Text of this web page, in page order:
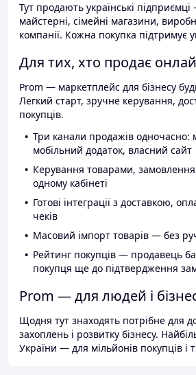
Тут продають українські
майстерні, сімейні магазини,
компанії. Кожна покупка підтримує
Для тих, хто продає
Prom — маркетплейс для бізнесу
Легкий старт, зручне керування,
покупців.
Три канали продажів одночасно:
мобільний додаток, власний сайт
Керування товарами,
одному кабінеті
Готові інтеграції з доставкою,
чеків
Масовий імпорт товарів — без
Рейтинг покупців — продавець
покупця ще до підтвердження
Prom — для людей і
Щодня тут знаходять потрібне для
захоплень і розвитку бізнесу.
України — для мільйонів покупців і